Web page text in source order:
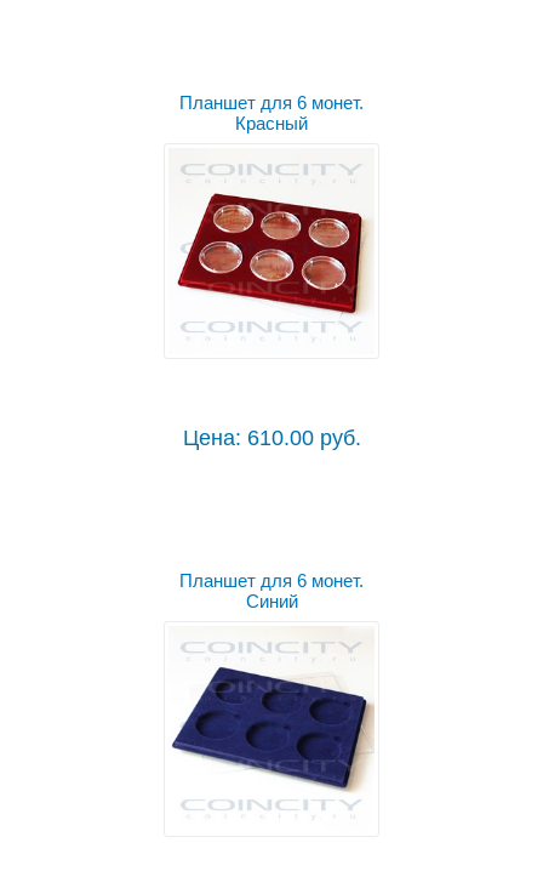
Планшет для 6 монет.
Красный
Цена: 610.00 руб.
Планшет для 6 монет.
Синий